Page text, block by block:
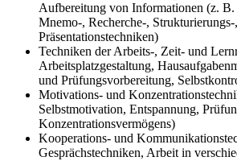
Aufbereitung von Informationen (z. B.
Mnemo-, Recherche-,
Präsentationstechniken)
Techniken der Arbeits-, Zeit- und
Arbeitsplatzgestaltung,
und Prüfungsvorbereitung,
Motivations- und
Selbstmotivation, Entspannung,
Konzentrationsvermögens)
Kooperations- und
Gesprächstechniken, Arbeit in